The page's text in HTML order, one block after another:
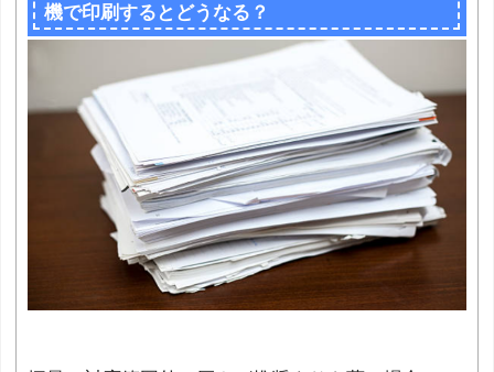
機で印刷するとどうなる？